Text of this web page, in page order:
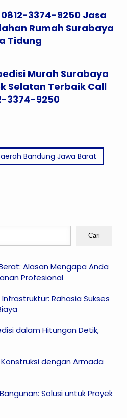
3374-9250 Jasa
Rumah Surabaya
Tidung
Murah Surabaya
Selatan Terbaik Call
3374-9250
Bandung Jawa Barat
Cari
Alasan Mengapa Anda
Profesional
Rahasia Sukses
dalam Hitungan Detik,
Konstruksi dengan Armada
Solusi untuk Proyek